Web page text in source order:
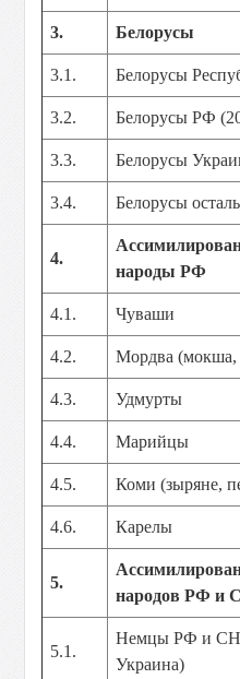
3. Белорусы
3.1. Белорусы
3.2. Белорусы РФ
3.3. Белорусы
3.4. Белорусы
4.
народы РФ
4.1. Чуваши
4.2. Мордва (мокша,
4.3. Удмурты
4.4. Марийцы
4.5. Коми (зыряне,
4.6. Карелы
5.
народов РФ и
5.1.
Немцы РФ и
Украина)